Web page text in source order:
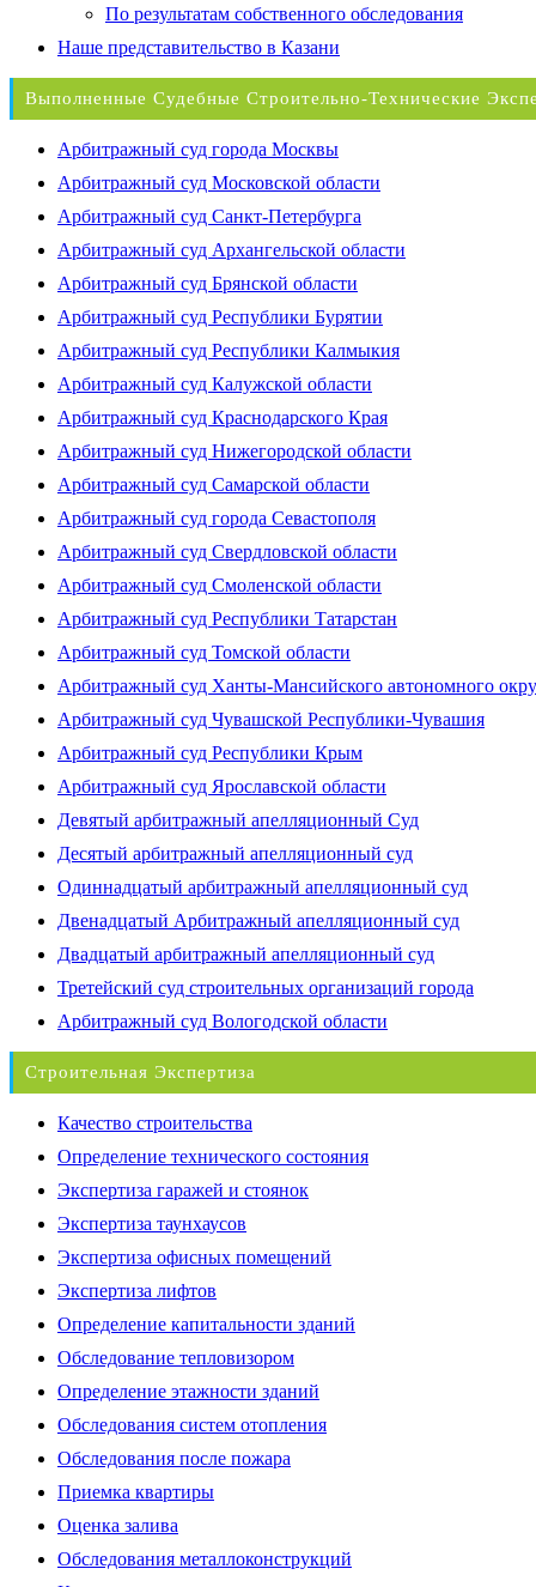
По результатам собственного обследования
Наше представительство в Казани
Выполненные Судебные Строительно-Технические
Арбитражный суд города Москвы
Арбитражный суд Московской области
Арбитражный суд Санкт-Петербурга
Арбитражный суд Архангельской области
Арбитражный суд Брянской области
Арбитражный суд Республики Бурятии
Арбитражный суд Республики Калмыкия
Арбитражный суд Калужской области
Арбитражный суд Краснодарского Края
Арбитражный суд Нижегородской области
Арбитражный суд Самарской области
Арбитражный суд города Севастополя
Арбитражный суд Свердловской области
Арбитражный суд Смоленской области
Арбитражный суд Республики Татарстан
Арбитражный суд Томской области
Арбитражный суд Ханты-Мансийского автономного
Арбитражный суд Чувашской Республики-Чувашия
Арбитражный суд Республики Крым
Арбитражный суд Ярославской области
Девятый арбитражный апелляционный Суд
Десятый арбитражный апелляционный суд
Одиннадцатый арбитражный апелляционный суд
Двенадцатый Арбитражный апелляционный суд
Двадцатый арбитражный апелляционный суд
Третейский суд строительных организаций города
Арбитражный суд Вологодской области
Строительная Экспертиза
Качество строительства
Определение технического состояния
Экспертиза гаражей и стоянок
Экспертиза таунхаусов
Экспертиза офисных помещений
Экспертиза лифтов
Определение капитальности зданий
Обследование тепловизором
Определение этажности зданий
Обследования систем отопления
Обследования после пожара
Приемка квартиры
Оценка залива
Обследования металлоконструкций